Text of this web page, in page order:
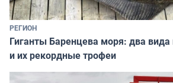
РЕГИОН
Гиганты Баренцева моря: два вида
и их рекордные трофеи